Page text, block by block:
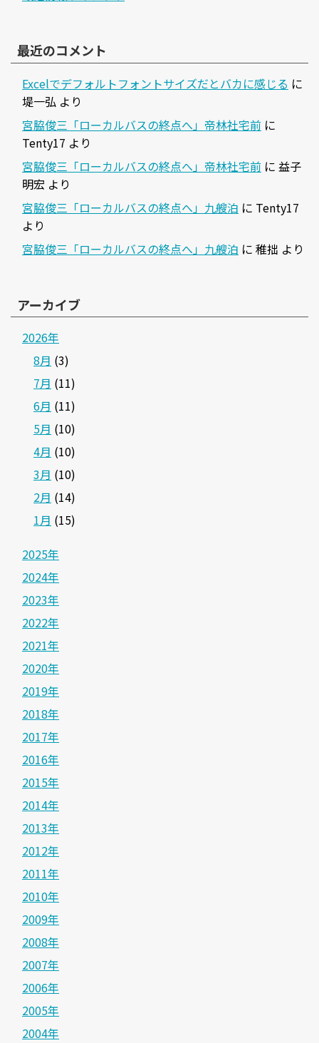
最近のコメント
Excelでデフォルトフォントサイズだとバカに感じる に
堤一弘 より
宮脇俊三「ローカルバスの終点へ」帝林社宅前 に
Tenty17 より
宮脇俊三「ローカルバスの終点へ」帝林社宅前 に 益子
明宏 より
宮脇俊三「ローカルバスの終点へ」九艘泊 に Tenty17
より
宮脇俊三「ローカルバスの終点へ」九艘泊 に 稚拙 より
アーカイブ
2026年
8月 (3)
7月 (11)
6月 (11)
5月 (10)
4月 (10)
3月 (10)
2月 (14)
1月 (15)
2025年
2024年
2023年
2022年
2021年
2020年
2019年
2018年
2017年
2016年
2015年
2014年
2013年
2012年
2011年
2010年
2009年
2008年
2007年
2006年
2005年
2004年